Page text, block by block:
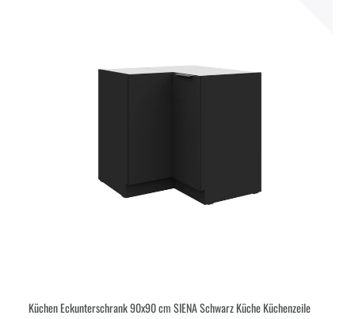
Küchen Eckunterschrank 90x90 cm SIENA Schwarz Küche Küchenzeile